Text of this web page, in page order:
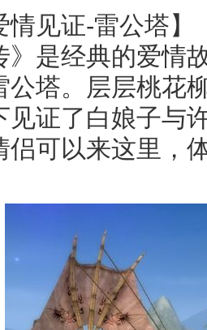
见证-雷公塔】
经典的爱情故
公塔。层层桃花
见证了白娘子与
侣可以来这里，